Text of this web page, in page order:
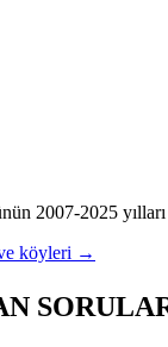
2007-2025
köyleri →